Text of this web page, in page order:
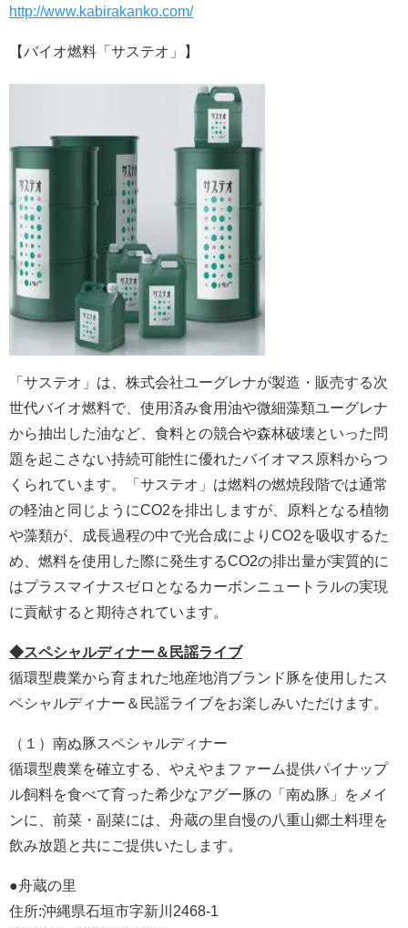
http://www.kabirakanko.com/
【バイオ燃料「サステオ」】
「サステオ」は、株式会社ユーグレナが製造・販売する次
世代バイオ燃料で、使用済み食用油や微細藻類ユーグレナ
から抽出した油など、食料との競合や森林破壊といった問
題を起こさない持続可能性に優れたバイオマス原料からつ
くられています。「サステオ」は燃料の燃焼段階では通常
の軽油と同じようにCO2を排出しますが、原料となる植物
や藻類が、成長過程の中で光合成によりCO2を吸収するた
め、燃料を使用した際に発生するCO2の排出量が実質的に
はプラスマイナスゼロとなるカーボンニュートラルの実現
に貢献すると期待されています。
◆スペシャルディナー＆民謡ライブ
循環型農業から育まれた地産地消ブランド豚を使用したス
ペシャルディナー＆民謡ライブをお楽しみいただけます。
（１）南ぬ豚スペシャルディナー
循環型農業を確立する、やえやまファーム提供パイナップ
ル飼料を食べて育った希少なアグー豚の「南ぬ豚」をメイ
ンに、前菜・副菜には、舟蔵の里自慢の八重山郷土料理を
飲み放題と共にご提供いたします。
●舟蔵の里
住所:沖縄県石垣市字新川2468-1